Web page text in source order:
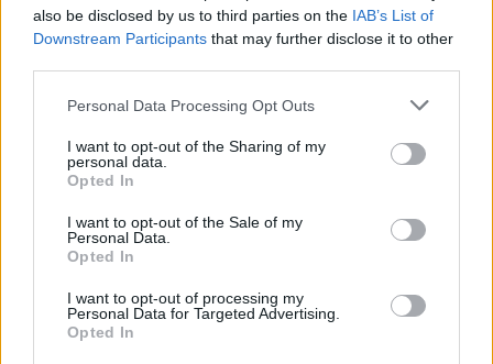
also be disclosed by us to third parties on the IAB’s List of
Downstream Participants that may further disclose it to other
Please note that this website/app uses one or more Google
not limited to your visit or usage behaviour. You may click to
grant or deny consent to Google and its third-party tags to
use your data for below specified purposes in below Google
consent section.
Personal Data Processing Opt Outs
I want to opt-out of the Sharing of my
personal data.
Opted In
I want to opt-out of the Sale of my
Personal Data.
Opted In
I want to opt-out of processing my
Personal Data for Targeted Advertising.
Opted In
Hogyan készül a világ kedvenc nyári itala,
amiből hamarosan rozé is lesz?
Winelovers•2020. június 09.
Erdészeti Minisztérium Nemzeti Borbizottsága
rábólintott az eredetvédett Prosecco Rosé